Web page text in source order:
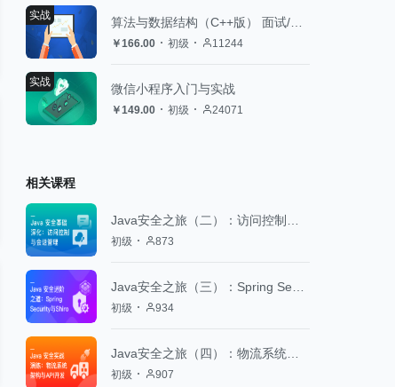
实战
￥166.00 初级 11244
实战 微信小程序入门与实战
￥149.00 初级 24071
相关课程
初级 873
初级 934
初级 907